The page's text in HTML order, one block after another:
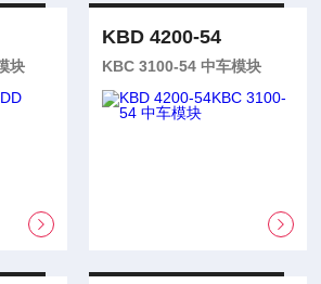
块
KBD 4200-54
KBC 3100-54 中车模块